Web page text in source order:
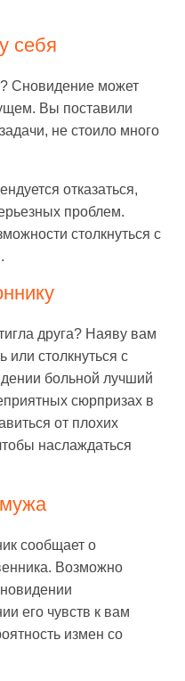
себя
Сновидение может
Вы поставили
не стоило много
отказаться,
проблем.
столкнуться с
друга? Наяву вам
или столкнуться с
больной лучший
сюрпризах в
от плохих
наслаждаться
сообщает о
Возможно
его чувств к вам
измен со